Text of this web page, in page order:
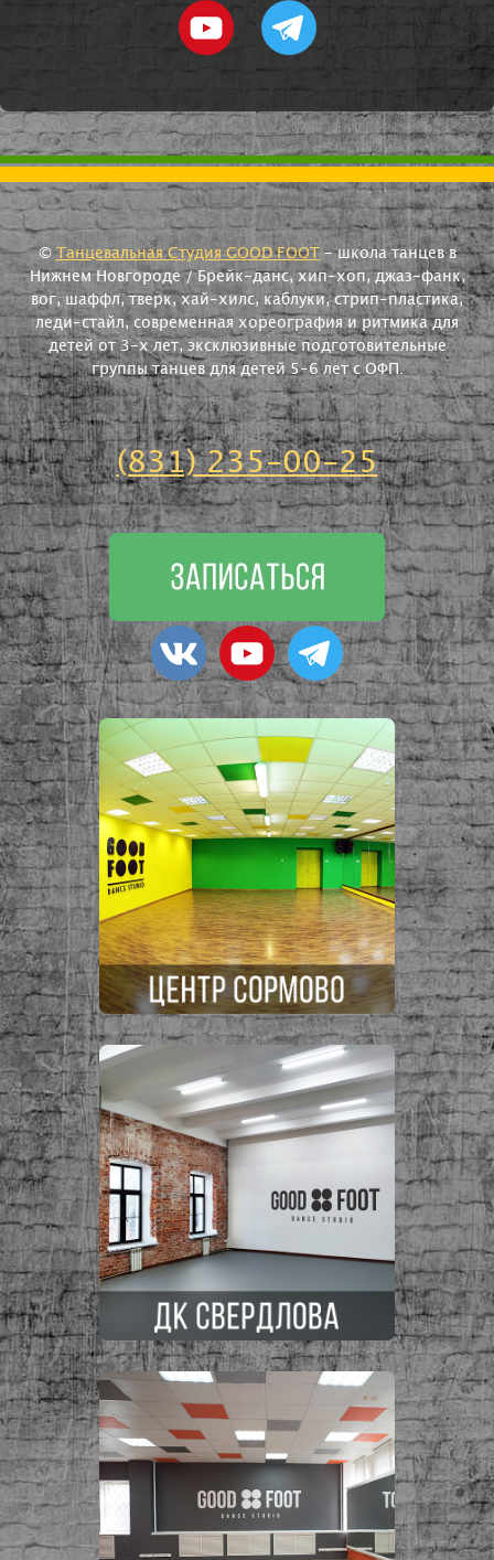
©Танцевальная Студия GOOD FOOT- школа танцев в
Нижнем Новгороде / Брейк-данс, хип-хоп, джаз-фанк,
вог, шаффл, тверк, хай-хилс, каблуки, стрип-пластика,
леди-стайл, современная хореография и ритмика для
детей от 3-х лет, эксклюзивные подготовительные
группы танцев для детей 5-6 лет с ОФП.
(831) 235-00-25